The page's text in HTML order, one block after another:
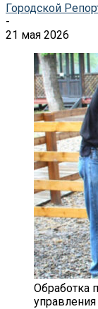
Городской
-
21 мая 2026
Обработка